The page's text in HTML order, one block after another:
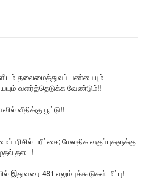
தலைமைத்துவப் பண்பையும்
வளர்த்தெடுக்க வேண்டும்!!
வீதிக்கு பூட்டு!!
பரீட்சை; மேலதிக வகுப்புகளுக்கு
தடை!
இதுவரை 481 எலும்புக்கூடுகள் மீட்பு!